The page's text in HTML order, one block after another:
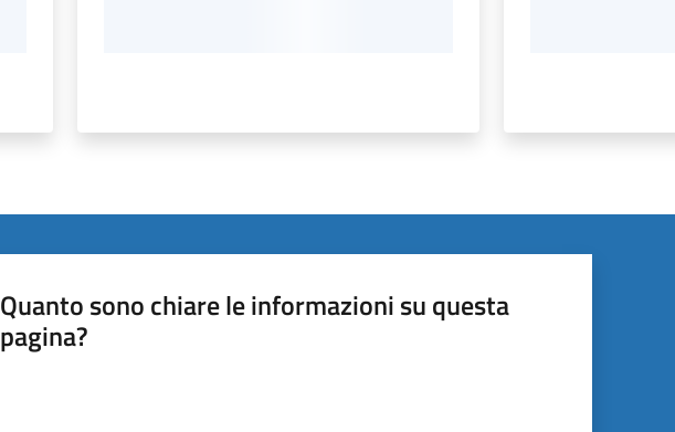
Quanto sono chiare le informazioni su questa
pagina?